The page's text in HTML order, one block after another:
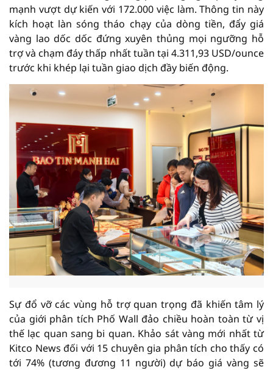
mạnh vượt dự kiến với 172.000 việc làm. Thông tin này
kích hoạt làn sóng tháo chạy của dòng tiền, đẩy giá
vàng lao dốc dốc đứng xuyên thủng mọi ngưỡng hỗ
trợ và chạm đáy thấp nhất tuần tại 4.311,93 USD/ounce
trước khi khép lại tuần giao dịch đầy biến động.
Sự đổ vỡ các vùng hỗ trợ quan trọng đã khiến tâm lý
của giới phân tích Phố Wall đảo chiều hoàn toàn từ vị
thế lạc quan sang bi quan. Khảo sát vàng mới nhất từ
Kitco News đối với 15 chuyên gia phân tích cho thấy có
tới 74% (tương đương 11 người) dự báo giá vàng sẽ